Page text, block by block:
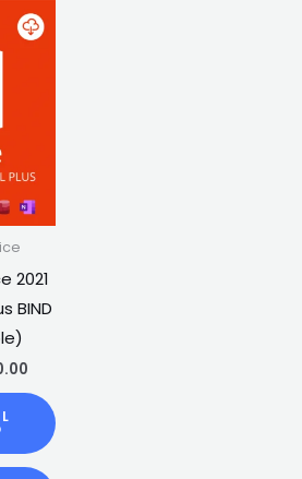
2021
BIND